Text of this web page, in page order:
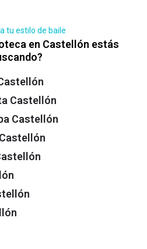
tu estilo de baile
en Castellón estás
Castellón
Castellón